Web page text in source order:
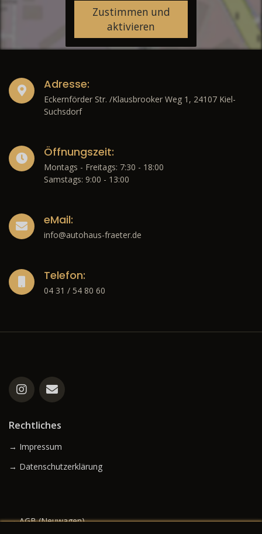
Zustimmen und
aktivieren
Adresse:
Eckernförder Str. /Klausbrooker Weg 1, 24107 Kiel-
Suchsdorf
Öffnungszeit:
Montags - Freitags: 7:30 - 18:00
Samstags: 9:00 - 13:00
eMail:
info@autohaus-fraeter.de
Telefon:
04 31 / 54 80 60
Rechtliches
→ Impressum
→ Datenschutzerklärung
→ AGB (Neuwagen)